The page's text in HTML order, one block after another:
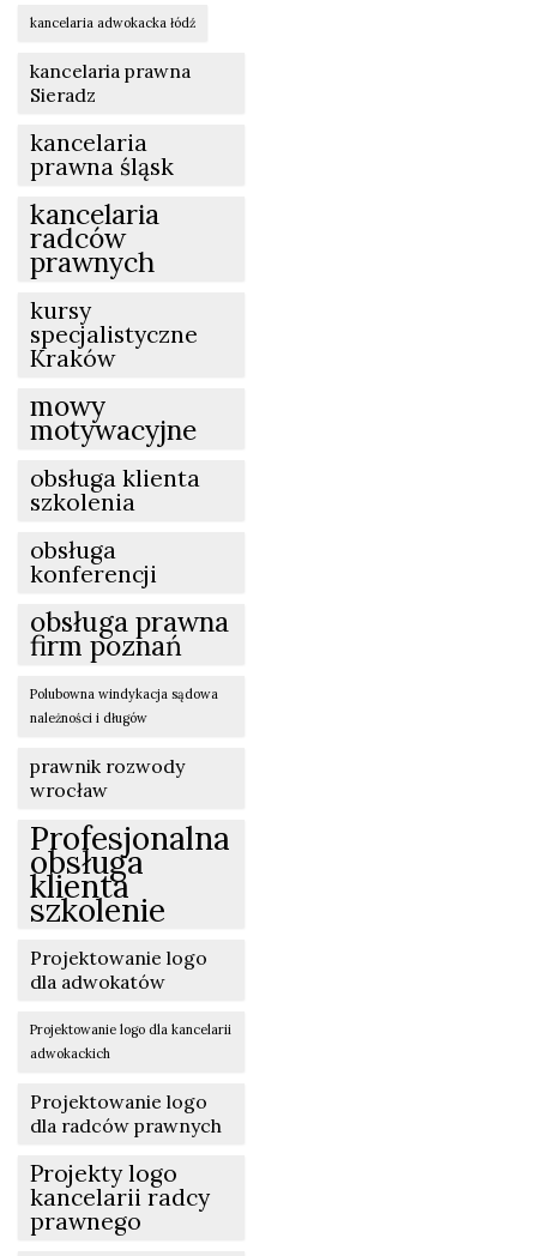
kancelaria adwokacka łódź
kancelaria prawna
Sieradz
kancelaria
prawna śląsk
kancelaria
radców
prawnych
kursy
specjalistyczne
Kraków
mowy
motywacyjne
obsługa klienta
szkolenia
obsługa
konferencji
obsługa prawna
firm poznań
Polubowna windykacja sądowa
należności i długów
prawnik rozwody
wrocław
Profesjonalna
obsługa
klienta
szkolenie
Projektowanie logo
dla adwokatów
Projektowanie logo dla kancelarii
adwokackich
Projektowanie logo
dla radców prawnych
Projekty logo
kancelarii radcy
prawnego